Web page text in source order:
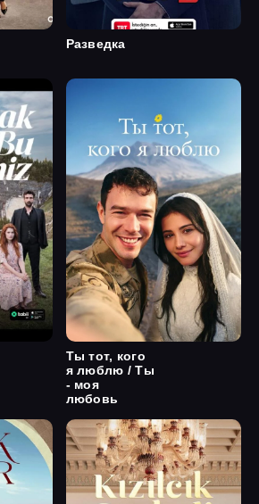
Разведка
Ты тот, кого
я люблю / Ты
- моя
любовь